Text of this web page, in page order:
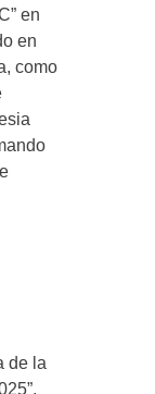
en
en
como
de la